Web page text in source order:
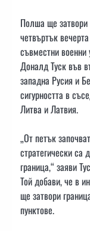
Полша ще затвори
четвъртък
съвместни
Доналд Туск във
западна Русия и
сигурността в
Литва и Латвия.
„От петък
стратегически са
граница,“ заяви
Той добави, че в
ще затвори
пунктове.